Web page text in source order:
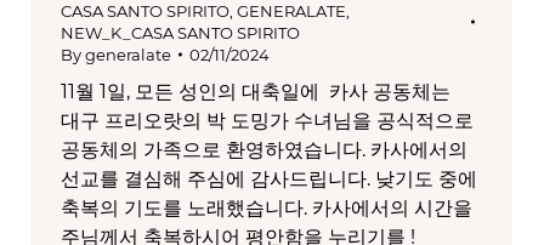
CASA SANTO SPIRITO GENERALATE
NEW_K_CASA SANTO SPIRITO
Bygeneralate 02/11/2024
11월 1일, 모든 성인의 대축일에 카사 공동체는
대구 프리오랏의 박 도밍가 수녀님을 공식적으로
공동체의 가족으로 환영하였습니다. 카사에서의
선교를 결심해 주심에 감사드립니다. 낮기도 중에
축복의 기도를 노래했습니다. 카사에서의 시간을
주님께서 축복하시어 평안함을 누리기를 !